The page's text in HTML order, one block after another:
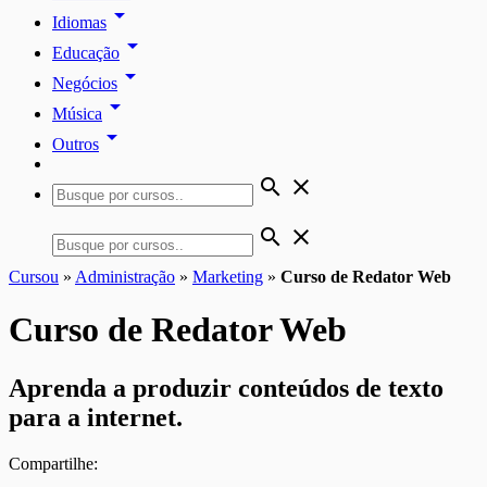
Idiomas arrow_drop_down
Educação arrow_drop_down
Negócios arrow_drop_down
Música arrow_drop_down
Outros arrow_drop_down
search close
search close
Cursou » Administração » Marketing » Curso de Redator Web
Curso de Redator Web
Aprenda a produzir conteúdos de texto
para a internet.
Compartilhe: